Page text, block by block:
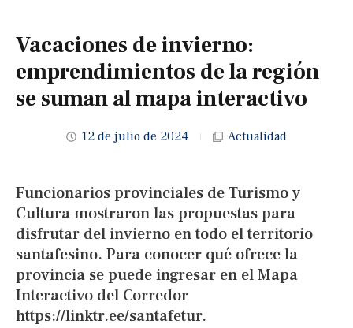
Vacaciones de invierno:
emprendimientos de la región
se suman al mapa interactivo
12 de julio de 2024 Actualidad
Funcionarios provinciales de Turismo y
Cultura mostraron las propuestas para
disfrutar del invierno en todo el territorio
santafesino. Para conocer qué ofrece la
provincia se puede ingresar en el Mapa
Interactivo del Corredor
https://linktr.ee/santafetur.